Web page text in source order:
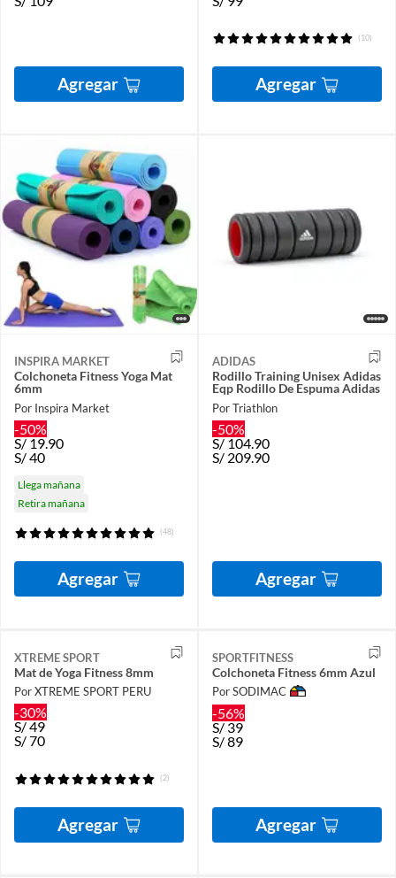
Agregar
(10)
Agregar
INSPIRA MARKET
Colchoneta Fitness Yoga Mat
6mm
Por Inspira Market
-50%
S/19.90
S/40
Llega mañana
Retira mañana
(48)
Agregar
ADIDAS
Rodillo Training Unisex Adidas
Eqp Rodillo De Espuma Adidas
Por Triathlon
-50%
S/104.90
S/ 209.90
Agregar
XTREME SPORT
Mat de Yoga Fitness 8mm
Por XTREME SPORT PERU
-30%
S/49
S/70
(2)
Agregar
SPORTFITNESS
Colchoneta Fitness 6mm Azul
Por SODIMAC
-56%
S/ 39
S/89
Agregar